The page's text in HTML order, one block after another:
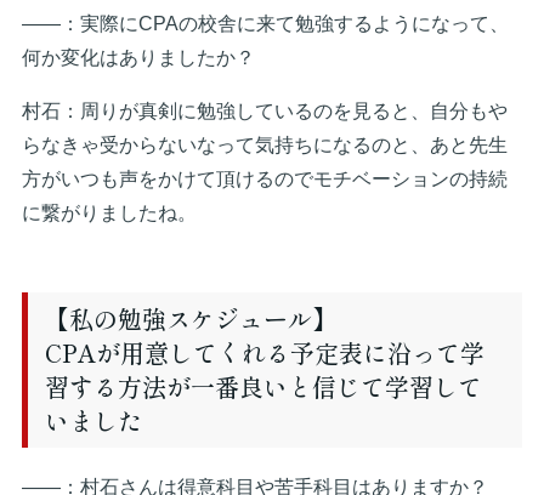
――：実際にCPAの校舎に来て勉強するようになって、
何か変化はありましたか？
村石：周りが真剣に勉強しているのを見ると、自分もや
らなきゃ受からないなって気持ちになるのと、あと先生
方がいつも声をかけて頂けるのでモチベーションの持続
に繋がりましたね。
【私の勉強スケジュール】
CPAが用意してくれる予定表に沿って学
習する方法が一番良いと信じて学習して
いました
――：村石さんは得意科目や苦手科目はありますか？